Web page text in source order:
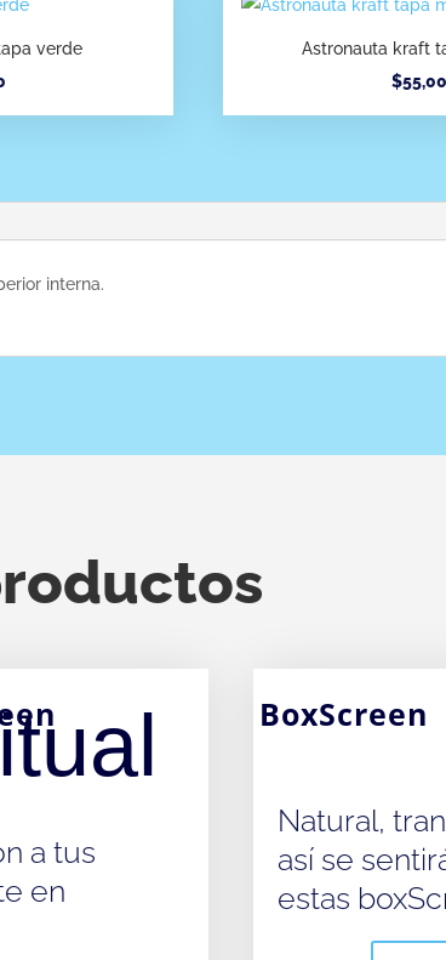
verde
Astronauta kraft
$
interna.
a tus
en
BoxScreen
Natural,
así se
estas